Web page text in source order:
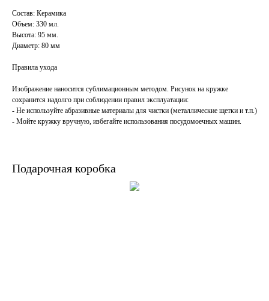
Состав: Керамика
Объем: 330 мл.
Высота: 95 мм.
Диаметр: 80 мм
Правила ухода
Изображение наносится сублимационным методом. Рисунок на кружке
сохранится надолго при соблюдении правил эксплуатации:
- Не используйте абразивные материалы для чистки (металлические щетки и т.п.)
- Мойте кружку вручную, избегайте использования посудомоечных машин.
Подарочная коробка